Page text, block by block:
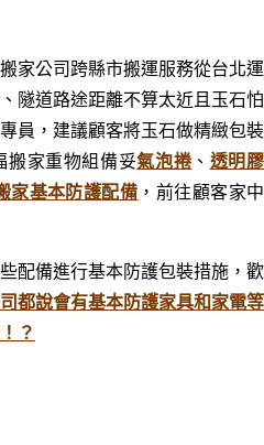
家公司跨縣市搬運服務從台北運
隧道路途距離不算太近且玉石怕
員，建議顧客將玉石做精緻包裝
搬家重物組備妥氣泡捲、 透明膠
家基本防護配備 ，前往顧客家中
配備進行基本防護包裝措施，歡
都說會有基本防護家具和家電等
？